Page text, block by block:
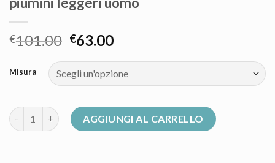
€101.00 €63.00
Misura
piumini leggeri uomo quantitàAGGIUNGI AL CARRELLO